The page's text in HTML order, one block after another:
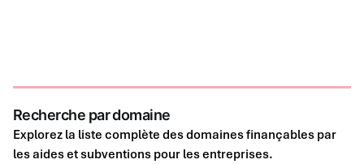
Recherche par domaine
Explorez la liste complète des domaines finançables par
les aides et subventions pour les entreprises.